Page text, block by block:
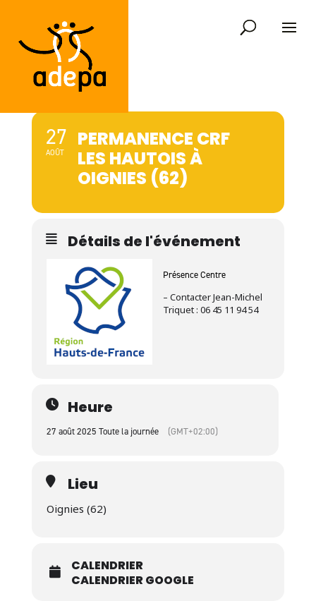
27
AOÛT
PERMANENCE CRF
LES HAUTOIS À
OIGNIES (62)
Détails de l'événement
Présence Centre
– Contacter Jean-Michel
Triquet : 06 45 11 94 54
Heure
27 août 2025 Toute la journée (GMT+02:00)
Lieu
Oignies (62)
CALENDRIER
CALENDRIER GOOGLE